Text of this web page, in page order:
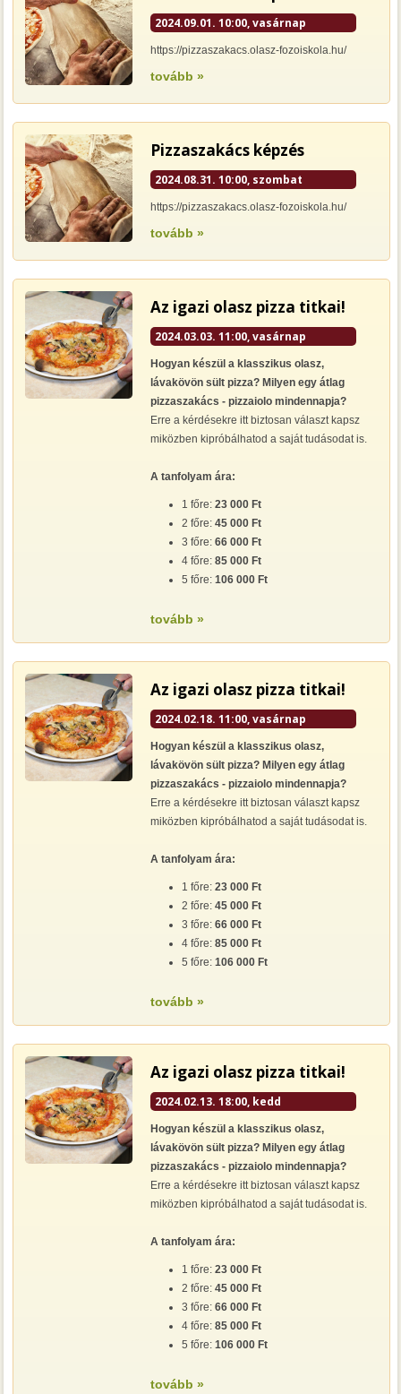
2024.09.01. 10:00, vasárnap
https://pizzaszakacs.olasz-fozoiskola.hu/
tovább »
Pizzaszakács képzés
2024.08.31. 10:00, szombat
https://pizzaszakacs.olasz-fozoiskola.hu/
tovább »
Az igazi olasz pizza titkai!
2024.03.03. 11:00, vasárnap
Hogyan készül a klasszikus olasz,
lávakövön sült pizza? Milyen egy átlag
pizzaszakács - pizzaiolo mindennapja?
Erre a kérdésekre itt biztosan választ kapsz
miközben kipróbálhatod a saját tudásodat is.
A tanfolyam ára:
1 főre:23 000 Ft
2 főre:45 000 Ft
3 főre:66 000 Ft
4 főre:85 000 Ft
5 főre:106 000 Ft
tovább »
Az igazi olasz pizza titkai!
2024.02.18. 11:00, vasárnap
Hogyan készül a klasszikus olasz,
lávakövön sült pizza? Milyen egy átlag
pizzaszakács - pizzaiolo mindennapja?
Erre a kérdésekre itt biztosan választ kapsz
miközben kipróbálhatod a saját tudásodat is.
A tanfolyam ára:
1 főre:23 000 Ft
2 főre:45 000 Ft
3 főre:66 000 Ft
4 főre:85 000 Ft
5 főre:106 000 Ft
tovább »
Az igazi olasz pizza titkai!
2024.02.13. 18:00, kedd
Hogyan készül a klasszikus olasz,
lávakövön sült pizza? Milyen egy átlag
pizzaszakács - pizzaiolo mindennapja?
Erre a kérdésekre itt biztosan választ kapsz
miközben kipróbálhatod a saját tudásodat is.
A tanfolyam ára:
1 főre:23 000 Ft
2 főre:45 000 Ft
3 főre:66 000 Ft
4 főre:85 000 Ft
5 főre:106 000 Ft
tovább »